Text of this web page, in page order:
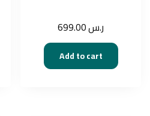
ر.س699.00
Add to cart